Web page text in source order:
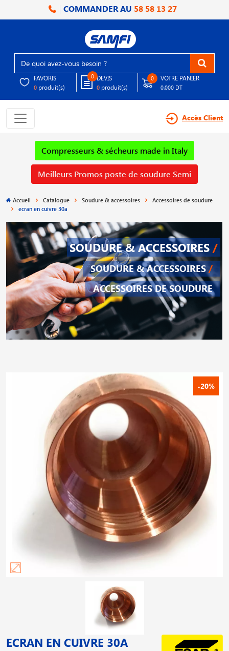
COMMANDER AU 58 58 13 27
FAVORIS
0 produit(s)
0 DEVIS
0 produit(s)
0 VOTRE PANIER
0.000 DT
Accès Client
Compresseurs & sécheurs made in Italy
Meilleurs Promos poste de soudure Semi
Accueil Catalogue Soudure & accessoires
Accessoires de soudure
ecran en cuivre 30a
SOUDURE & ACCESSOIRES /
SOUDURE & ACCESSOIRES /
ACCESSOIRES DE SOUDURE
-20%
ECRAN EN CUIVRE 30A